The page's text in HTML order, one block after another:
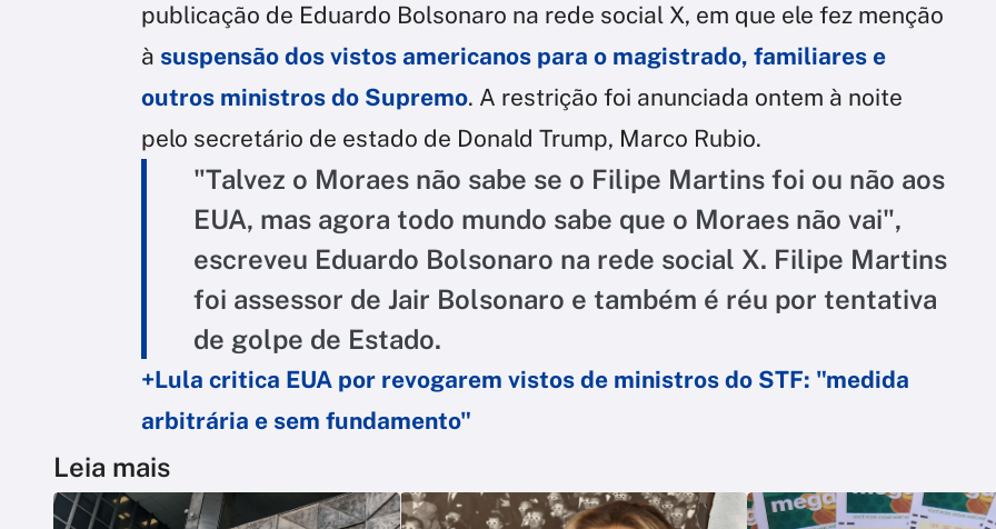
publicação de Eduardo Bolsonaro na rede social X, em que ele fez menção
à suspensão dos vistos americanos para o magistrado, familiares e
outros ministros do Supremo. A restrição foi anunciada ontem à noite
pelo secretário de estado de Donald Trump, Marco Rubio.
"Talvez o Moraes não sabe se o Filipe Martins foi ou não aos
EUA, mas agora todo mundo sabe que o Moraes não vai",
escreveu Eduardo Bolsonaro na rede social X. Filipe Martins
foi assessor de Jair Bolsonaro e também é réu por tentativa
de golpe de Estado.
+Lula critica EUA por revogarem vistos de ministros do STF: "medida
arbitrária e sem fundamento"
Leia mais